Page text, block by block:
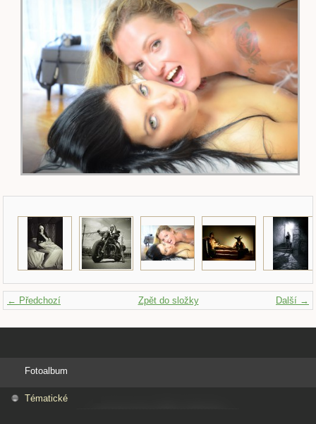
← Předchozí Další →
Zpět do složky
Fotoalbum
Tématické